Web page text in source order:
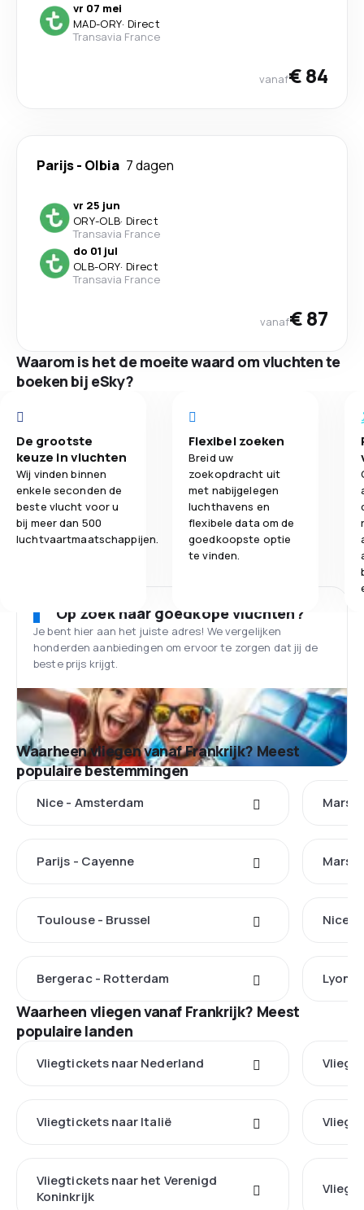
vr 07 mei
MAD-ORY· Direct
Transavia France
vanaf€ 84
Parijs- Olbia 7 dagen
vr 25 jun
ORY-OLB· Direct
Transavia France
do 01 jul
OLB-ORY· Direct
Transavia France
vanaf€ 87
Waarom is het de moeite waard om vluchten te
boeken bij eSky?
De grootste
keuze in vluchten
Wij vinden binnen
enkele seconden de
beste vlucht voor u
bij meer dan 500
luchtvaartmaatschappijen.
Flexibel zoeken
Breid uw
zoekopdracht uit
met nabijgelegen
luchthavens en
flexibele data om de
goedkoopste optie
te vinden.
Op zoek naar goedkope vluchten?
Je bent hier aan het juiste adres! We vergelijken
honderden aanbiedingen om ervoor te zorgen dat jij de
beste prijs krijgt.
Waarheen vliegen vanaf Frankrijk? Meest
populaire bestemmingen
Nice - Amsterdam
Parijs - Cayenne
Toulouse - Brussel Nice -
Bergerac - Rotterdam Lyon -
Waarheen vliegen vanaf Frankrijk? Meest
populaire landen
Vliegtickets naar Nederland
Vliegtickets naar Italië
Vliegtickets naar het Verenigd
Koninkrijk